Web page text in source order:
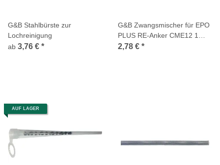
G&B Stahlbürste zur
Lochreinigung
ab 3,76 € *
G&B Zwangsmischer für EPO
PLUS RE-Anker CME12 1
Stück
2,78 € *
AUF LAGER